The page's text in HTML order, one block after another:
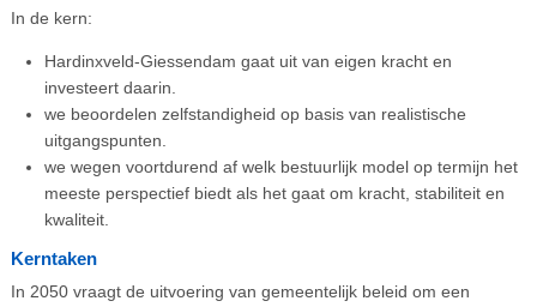
In de kern:
Hardinxveld-Giessendam gaat uit van eigen kracht en
investeert daarin.
we beoordelen zelfstandigheid op basis van realistische
uitgangspunten.
we wegen voortdurend af welk bestuurlijk model op termijn het
meeste perspectief biedt als het gaat om kracht, stabiliteit en
kwaliteit.
Kerntaken
In 2050 vraagt de uitvoering van gemeentelijk beleid om een